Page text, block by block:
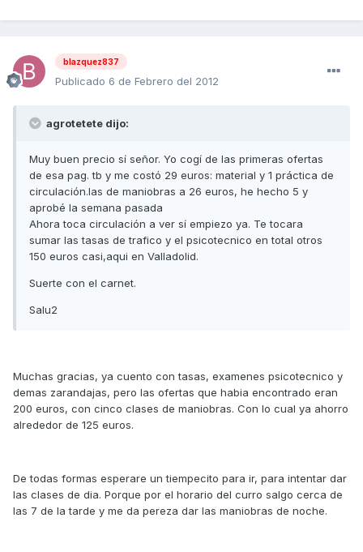
blazquez837
Publicado 6 de Febrero del 2012
agrotetete dijo:
Muy buen precio sí señor. Yo cogí de las primeras ofertas
de esa pag. tb y me costó 29 euros: material y 1 práctica de
circulación.las de maniobras a 26 euros, he hecho 5 y
aprobé la semana pasada
Ahora toca circulación a ver sí empiezo ya. Te tocara
sumar las tasas de trafico y el psicotecnico en total otros
150 euros casi,aqui en Valladolid.
Suerte con el carnet.
Salu2
Muchas gracias, ya cuento con tasas, examenes psicotecnico y
demas zarandajas, pero las ofertas que habia encontrado eran
200 euros, con cinco clases de maniobras. Con lo cual ya ahorro
alrededor de 125 euros.
De todas formas esperare un tiempecito para ir, para intentar dar
las clases de dia. Porque por el horario del curro salgo cerca de
las 7 de la tarde y me da pereza dar las maniobras de noche.